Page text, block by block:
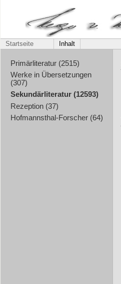
Startseite Inhalt
Primärliteratur (2515)
Werke in Übersetzungen
(307)
Sekundärliteratur (12593)
Rezeption (37)
Hofmannsthal-Forscher (64)